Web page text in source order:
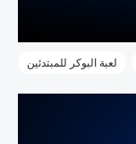
لعبة البوكر للمبتدئين